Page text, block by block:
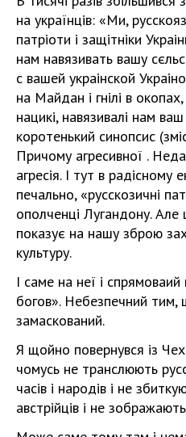
на українців: «Ми,
патріоти і защітніки
нам навязивать вашу
с вашей украінской
на Майдан і гнілі в
нацикі, навязивалі нам
коротенький синопсис
Причому агресивної .
агресія. І тут в радісному
печально, «русскозичні
ополченці Лугандону. Але
показує на нашу зброю
культуру.
І саме на неї і
богов». Небезпечний тим,
замаскований.
Я щойно повернувся із
чомусь не транслюють
часів і народів і не
австрійців і не